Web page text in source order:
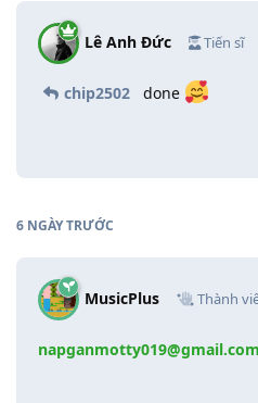
Lê Anh Đức Tiến sĩ
chip2502 done
6 NGÀYTRƯỚC
MusicPlus Thành
napganmotty019@gmail.com